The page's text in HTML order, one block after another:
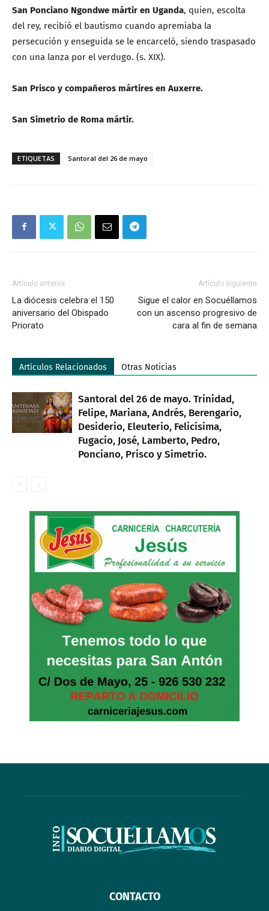
San Ponciano Ngondwe mártir en Uganda, quien, escolta
del rey, recibió el bautismo cuando apremiaba la
persecución y enseguida se le encarceló, siendo traspasado
con una lanza por el verdugo. (s. XIX).
San Prisco y compañeros mártires en Auxerre.
San Simetrio de Roma mártir.
ETIQUETAS Santoral del 26 de mayo
Artículo anterior
La diócesis celebra el 150
aniversario del Obispado
Priorato
Artículo siguiente
Sigue el calor en Socuéllamos
con un ascenso progresivo de
cara al fin de semana
Artículos Relacionados Otras Noticias
Santoral del 26 de mayo. Trinidad,
Felipe, Mariana, Andrés, Berengario,
Desiderio, Eleuterio, Felicísima,
Fugacio, José, Lamberto, Pedro,
Ponciano, Prisco y Simetrio.
CONTACTO